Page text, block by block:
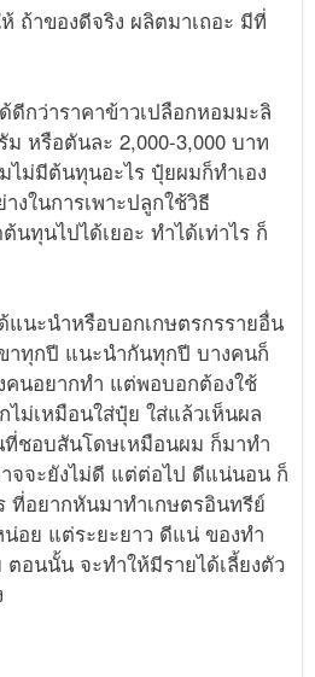
ถ้าของดีจริง ผลิตมาเถอะ มีที่
ดีกว่าราคาข้าวเปลือกหอมมะลิ
หรือตันละ 2,000-3,000 บาท
ไม่มีต้นทุนอะไร ปุ๋ยผมก็ทำเอง
งในการเพาะปลูกใช้วิธี
ทุนไปได้เยอะ ทำได้เท่าไร ก็
นะนำหรือบอกเกษตรกรรายอื่น
าทุกปี แนะนำกันทุกปี บางคนก็
คนอยากทำ แต่พอบอกต้องใช้
ไม่เหมือนใส่ปุ๋ย ใส่แล้วเห็นผล
ชอบสันโดษเหมือนผม ก็มาทำ
จจะยังไม่ดี แต่ต่อไป ดีแน่นอน ก็
ที่อยากหันมาทำเกษตรอินทรีย์
อย แต่ระยะยาว ดีแน่ ของทำ
ตอนนั้น จะทำให้มีรายได้เลี้ยงตัว